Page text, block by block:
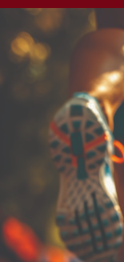
SOCIEDAD
Día de
Verdad